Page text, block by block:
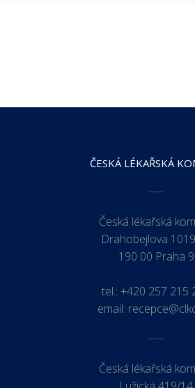
ČESKÁ LÉKAŘSKÁ
Česká lékařská
Drahobejlova
190 00 Praha 9
tel.: +420 257 215
email:
Česká lékařská